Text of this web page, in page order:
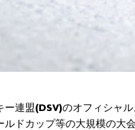
ー連盟(DSV)のオフィシャ
ルドカップ等の大規模の大